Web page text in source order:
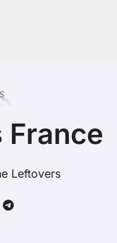
Leftovers